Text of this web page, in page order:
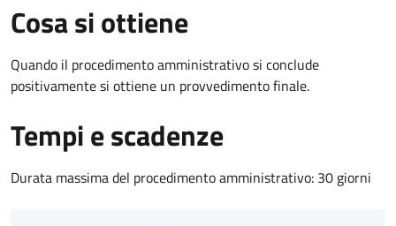
Cosa si ottiene
Quando il procedimento amministrativo si conclude
positivamente si ottiene un provvedimento finale.
Tempi e scadenze
Durata massima del procedimento amministrativo: 30 giorni